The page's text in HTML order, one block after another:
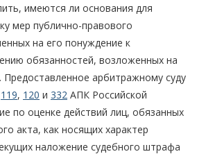
имеются ли основания для
мер публично-правового
на его понуждение к
обязанностей, возложенных на
арбитражному суду
119, 120 и 332 АПК Российской
по оценке действий лиц, обязанных
акта, как носящих характер
наложение судебного штрафа